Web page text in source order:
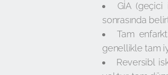
GİA (geçici
sonrasında
Tam
genellikle tam
Reversibl